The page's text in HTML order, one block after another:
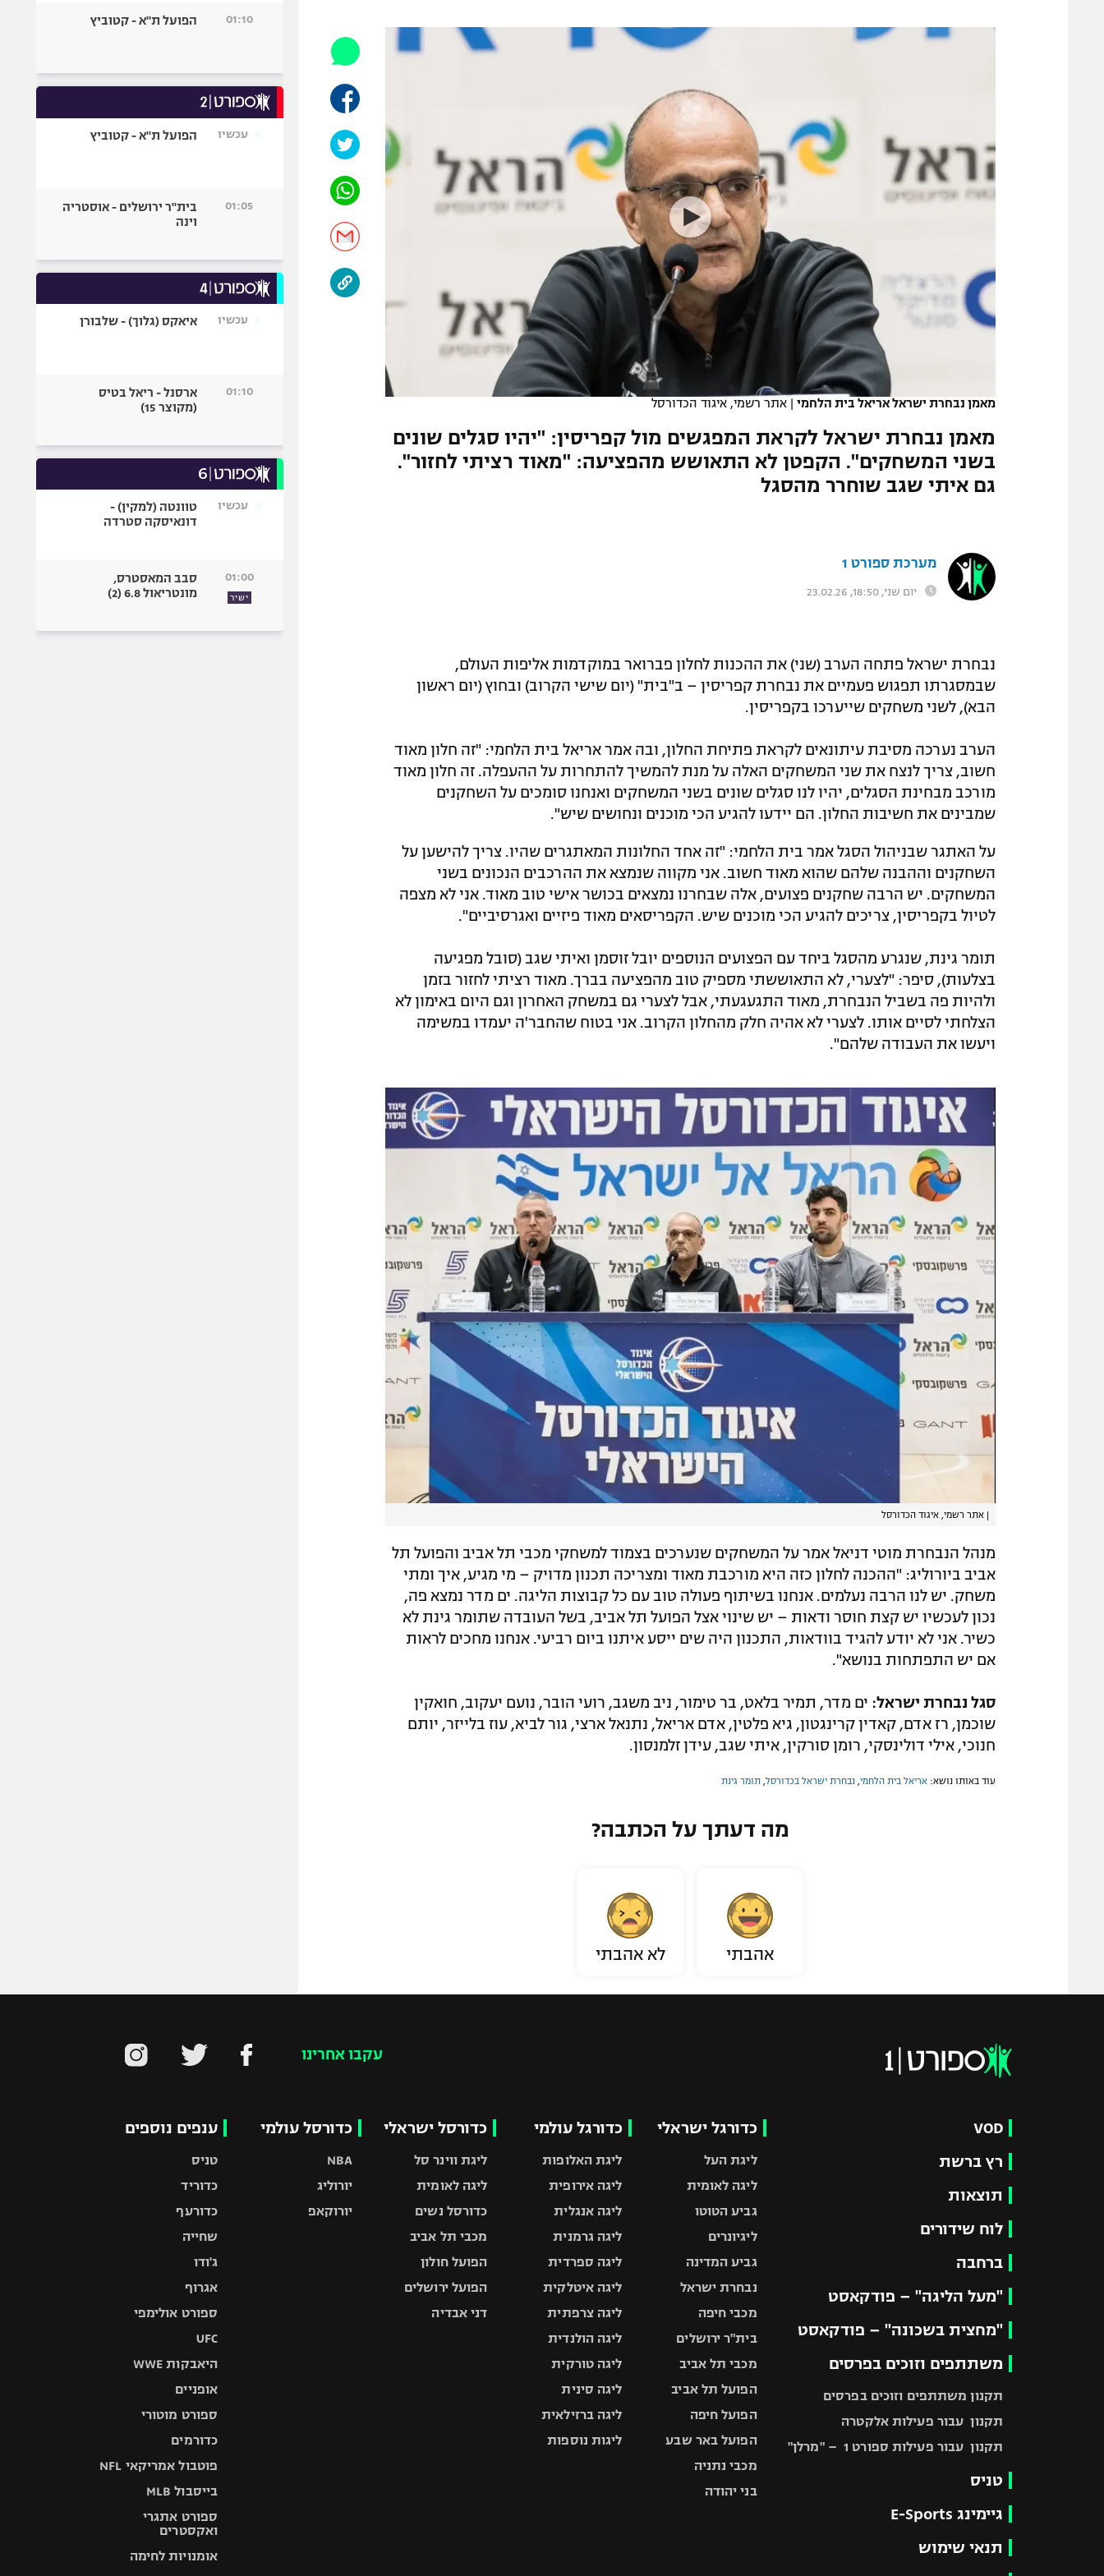
תקנון משתתפים וזוכים בפרסים
גיימינג E-Sports
תנאי שימוש
רשיון להקרנה פומבית לבית עסק
הצטרפות לחבילת הערוצים
לוח דרושים – ג'ובנט
הפועל תל אביב
מכבי נתניה
בני יהודה
ליגה סינית
ליגה ברזילאית
אופניים
כדורמים
פוטבול אמריקאי NFL
בייסבול MLB
גיימינג E-Sports
מאמן נבחרת ישראל אריאל בית הלחמי | אתר רשמי, איגוד הכדורסל
מאמן נבחרת ישראל לקראת המפגשים מול קפריסין: "יהיו סגלים שונים
בשני המשחקים". הקפטן לא התאושש מהפציעה: "מאוד רציתי לחזור".
גם איתי שגב שוחרר מהסגל
מערכת ספורט 1
יום שני, 18:50, 23.02.26
נבחרת ישראל פתחה הערב (שני) את ההכנות לחלון פברואר במוקדמות אליפות העולם,
שבמסגרתו תפגוש פעמיים את נבחרת קפריסין – ב"בית" (יום שישי הקרוב) ובחוץ (יום ראשון
הבא), לשני משחקים שייערכו בקפריסין.
הערב נערכה מסיבת עיתונאים לקראת פתיחת החלון, ובה אמר אריאל בית הלחמי: "זה חלון מאוד
חשוב, צריך לנצח את שני המשחקים האלה על מנת להמשיך להתחרות על ההעפלה. זה חלון מאוד
מורכב מבחינת הסגלים, יהיו לנו סגלים שונים בשני המשחקים ואנחנו סומכים על השחקנים
שמבינים את חשיבות החלון. הם יידעו להגיע הכי מוכנים ונחושים שיש".
על האתגר שבניהול הסגל אמר בית הלחמי: "זה אחד החלונות המאתגרים שהיו. צריך להישען על
השחקנים וההבנה שלהם שהוא מאוד חשוב. אני מקווה שנמצא את ההרכבים הנכונים בשני
המשחקים. יש הרבה שחקנים פצועים, אלה שבחרנו נמצאים בכושר אישי טוב מאוד. אני לא מצפה
לטיול בקפריסין, צריכים להגיע הכי מוכנים שיש. הקפריסאים מאוד פיזיים ואגרסיביים".
תומר גינת, שנגרע מהסגל ביחד עם הפצועים הנוספים יובל זוסמן ואיתי שגב (סובל מפגיעה
בצלעות), סיפר: "לצערי, לא התאוששתי מספיק טוב מהפציעה בברך. מאוד רציתי לחזור בזמן
ולהיות פה בשביל הנבחרת, מאוד התגעגעתי, אבל לצערי גם במשחק האחרון וגם היום באימון לא
הצלחתי לסיים אותו. לצערי לא אהיה חלק מהחלון הקרוב. אני בטוח שהחבר'ה יעמדו במשימה
ויעשו את העבודה שלהם".
| אתר רשמי, איגוד הכדורסל
מנהל הנבחרת מוטי דניאל אמר על המשחקים שנערכים בצמוד למשחקי מכבי תל אביב והפועל תל
אביב ביורוליג: "ההכנה לחלון כזה היא מורכבת מאוד ומצריכה תכנון מדויק – מי מגיע, איך ומתי
משחק. יש לנו הרבה נעלמים. אנחנו בשיתוף פעולה טוב עם כל קבוצות הליגה. ים מדר נמצא פה,
נכון לעכשיו יש קצת חוסר ודאות – יש שינוי אצל הפועל תל אביב, בשל העובדה שתומר גינת לא
כשיר. אני לא יודע להגיד בוודאות, התכנון היה שים ייסע איתנו ביום רביעי. אנחנו מחכים לראות
אם יש התפתחות בנושא".
סגל נבחרת ישראל: ים מדר, תמיר בלאט, בר טימור, ניב משגב, רועי הובר, נועם יעקוב, חואקין
שוכמן, רז אדם, קאדין קרינגטון, גיא פלטין, אדם אריאל, נתנאל ארצי, גור לביא, עוז בלייזר, יותם
חנוכי, אילי דולינסקי, רומן סורקין, איתי שגב, עידן זלמנסון.
עוד באותו נושא: אריאל בית הלחמי נבחרת ישראל בכדורסל תומר גינת
מה דעתך על הכתבה?
אהבתי לא אהבתי
01:10 הפועל ת"א - קטוביץ
עכשיו הפועל ת"א - קטוביץ
01:05
בית"ר ירושלים - אוסטריה
וינה
עכשיו איאקס (גלוך) - שלבורן
01:10
ארסנל - ריאל בטיס
(מקוצר 15)
עכשיו
טוונטה (למקין) -
דונאיסקה סטרדה
01:00
ישיר
סבב המאסטרס,
מונטריאול 6.8 (2)
עקבו אחרינו
VOD
רץ ברשת
תוצאות
לוח שידורים
ברחבה
"מעל הליגה" – פודקאסט
"מחצית בשכונה" – פודקאסט
משתתפים וזוכים בפרסים
תקנון משתתפים וזוכים בפרסים
תקנון עבור פעילות אלקטרה
תקנון עבור פעילות ספורט 1 – "מרלן"
טניס
גיימינג E-Sports
תנאי שימוש
כדורגל ישראלי
ליגת העל
ליגה לאומית
גביע הטוטו
ליגיונרים
גביע המדינה
נבחרת ישראל
מכבי חיפה
בית"ר ירושלים
מכבי תל אביב
הפועל תל אביב
הפועל חיפה
הפועל באר שבע
מכבי נתניה
בני יהודה
כדורגל עולמי
ליגת האלופות
ליגה אירופית
ליגה אנגלית
ליגה גרמנית
ליגה ספרדית
ליגה איטלקית
ליגה צרפתית
ליגה הולנדית
ליגה טורקית
ליגה סינית
ליגה ברזילאית
ליגות נוספות
כדורסל ישראלי
ליגת ווינר סל
ליגה לאומית
כדורסל נשים
מכבי תל אביב
הפועל חולון
הפועל ירושלים
דני אבדיה
כדורסל עולמי
NBA
יורוליג
יורוקאפ
ענפים נוספים
טניס
כדוריד
כדורעף
שחייה
ג'ודו
אגרוף
ספורט אולימפי
UFC
היאבקות WWE
אופניים
ספורט מוטורי
כדורמים
פוטבול אמריקאי NFL
בייסבול MLB
ספורט אתגרי
ואקסטרים
אומנויות לחימה